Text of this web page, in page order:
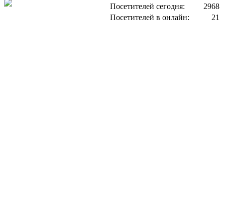
Посетителей сегодня:
2968
Посетителей в онлайн:
21